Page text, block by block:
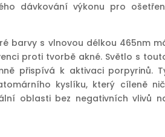
dávkování výkonu pro
barvy s vlnovou délkou 465nm
proti tvorbě akné. Světlo s
přispívá k aktivaci porpyrinů.
kyslíku, který cíleně
oblasti bez negativních vlivů